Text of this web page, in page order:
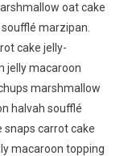
oat cake
marzipan.
cake jelly-
jelly macaroon
marshmallow
halvah soufflé
snaps carrot cake
macaroon topping